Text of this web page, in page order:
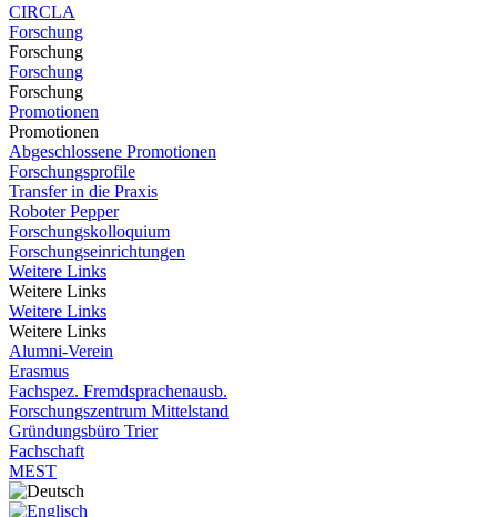
CIRCLA
Forschung
Forschung
Forschung
Forschung
Promotionen
Promotionen
Abgeschlossene Promotionen
Forschungsprofile
Transfer in die Praxis
Roboter Pepper
Forschungskolloquium
Forschungseinrichtungen
Weitere Links
Weitere Links
Weitere Links
Weitere Links
Alumni-Verein
Erasmus
Fachspez. Fremdsprachenausb.
Forschungszentrum Mittelstand
Gründungsbüro Trier
Fachschaft
MEST